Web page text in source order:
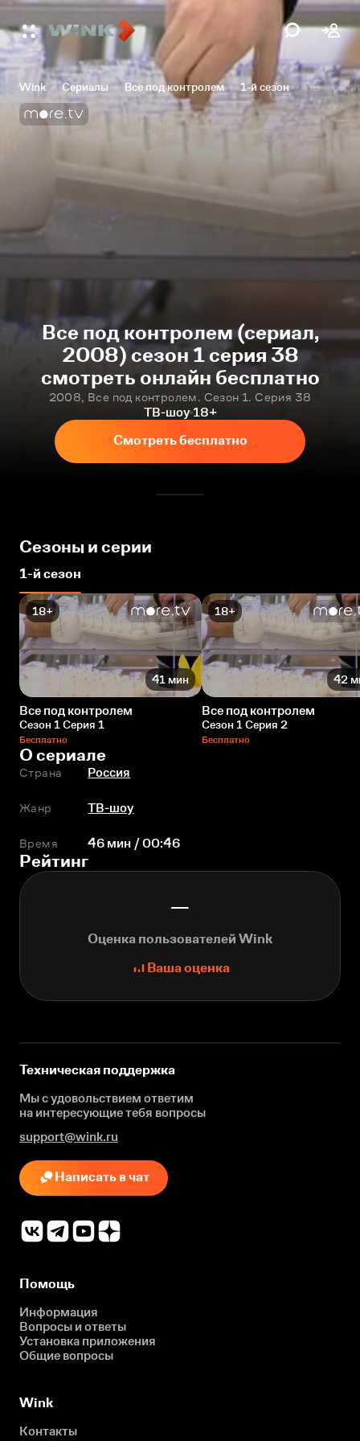
Wink Сериалы Все под контролем 1-й сезон 38-я
Все под контролем (сериал,
2008) сезон 1 серия 38
смотреть онлайн бесплатно
2008, Все под контролем. Сезон 1. Серия 38
ТВ-шоу 18+
Смотреть бесплатно
Сезоны и серии
1-й сезон
18+
41 мин
Все под контролем
Сезон 1 Серия 1
Бесплатно
18+
42
Все под контролем
Сезон 1 Серия 2
Бесплатно
О сериале
Страна Россия
Жанр ТВ-шоу
Время 46 мин / 00:46
Рейтинг
—
Оценка пользователей Wink
Ваша оценка
Техническая поддержка
Мы с удовольствием ответим
на интересующиетебя вопросы
support@wink.ru
Написать в чат
Помощь
Информация
Вопросы и ответы
Установка приложения
Общие вопросы
Wink
Контакты